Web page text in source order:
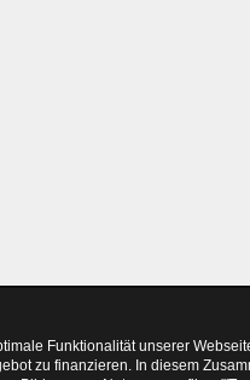
Funktionalität unserer
zu finanzieren. In diesem